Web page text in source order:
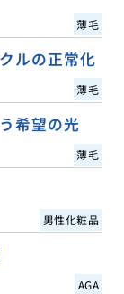
薄毛
ルの正常化
薄毛
希望の光
薄毛
男性化粧品
AGA